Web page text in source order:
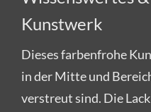
Kunstwerk
in der Mitte und
verstreut sind. Die
letzten